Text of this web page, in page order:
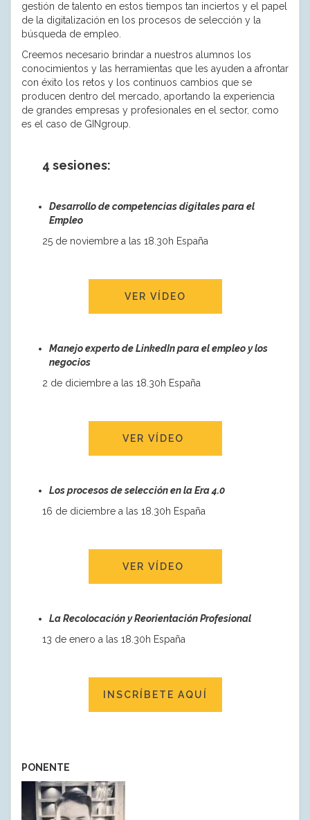
gestión de talento en estos tiempos tan inciertos y el papel
de la digitalización en los procesos de selección y la
búsqueda de empleo.
Creemos necesario brindar a nuestros alumnos los
conocimientos y las herramientas que les ayuden a afrontar
con éxito los retos y los continuos cambios que se
producen dentro del mercado, aportando la experiencia
de grandes empresas y profesionales en el sector, como
es el caso de GINgroup.
4 sesiones:
Desarrollo de competencias digitales para el
Empleo
25 de noviembre a las 18.30h España
VER VÍDEO
Manejo experto de LinkedIn para el empleo y los
negocios
2 de diciembre a las 18.30h España
VER VÍDEO
Los procesos de selección en la Era 4.0
16 de diciembre a las 18.30h España
VER VÍDEO
La Recolocación y Reorientación Profesional
13 de enero a las 18.30h España
INSCRÍBETE AQUÍ
PONENTE